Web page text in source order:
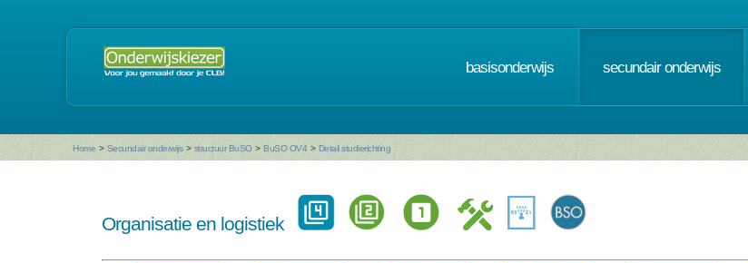
basisonderwijs secundair onderwijs
Home > Secundair onderwijs > structuur BuSO > BuSO OV4 > Detail studierichting
Organisatie en logistiek